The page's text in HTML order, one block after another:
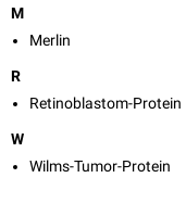
M
Merlin
R
Retinoblastom-Protein
W
Wilms-Tumor-Protein